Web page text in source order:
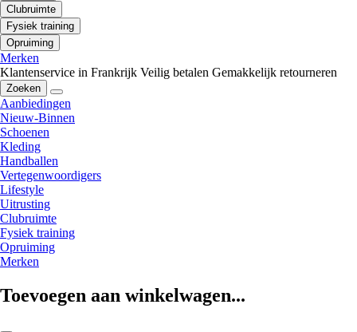
Clubruimte
Fysiek training
Opruiming
Merken
Klantenservice in Frankrijk Veilig betalen Gemakkelijk retourneren
Zoeken
Aanbiedingen
Nieuw-Binnen
Schoenen
Kleding
Handballen
Vertegenwoordigers
Lifestyle
Uitrusting
Clubruimte
Fysiek training
Opruiming
Merken
Toevoegen aan winkelwagen...